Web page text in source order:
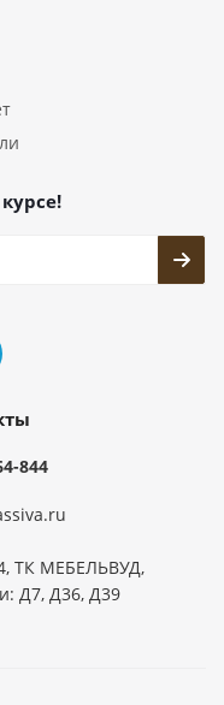
844
ТК МЕБЕЛЬВУД,
Д7, Д36, Д39